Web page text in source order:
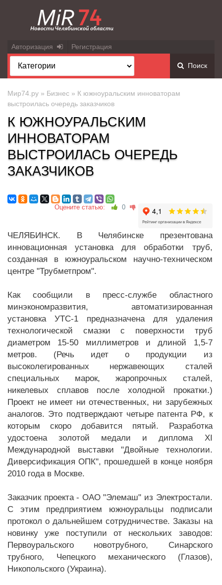
Авторизация Регистрация
Поиск
Мир74.ру » Бизнес » К южноуральским инноваторам
выстроилась очередь заказчиков
К ЮЖНОУРАЛЬСКИМ
ИННОВАТОРАМ
ВЫСТРОИЛАСЬ ОЧЕРЕДЬ
ЗАКАЗЧИКОВ
Оцените статью: 0
ЧЕЛЯБИНСК. В Челябинске презентована
инновационная установка для обработки труб,
созданная в южноуральском научно-техническом
центре "Трубметпром".
Как сообщили в пресс-службе областного
минэкономразвития, автоматизированная
установка УТС-1 предназначена для удаления
технологической смазки с поверхности труб
диаметром 15-50 миллиметров и длиной 1,5-7
метров. (Речь идет о продукции из
высоколегированных нержавеющих сталей
специальных марок, жаропрочных сталей,
никелевых сплавов после холодной прокатки.)
Проект не имеет ни отечественных, ни зарубежных
аналогов. Это подтверждают четыре патента РФ, к
которым скоро добавится пятый. Разработка
удостоена золотой медали и диплома XI
Международной выставки "Двойные технологии.
Диверсификация ОПК", прошедшей в конце ноября
2010 года в Москве.
Заказчик проекта - ОАО "Элемаш" из Электростали.
С этим предприятием южноуральцы подписали
протокол о дальнейшем сотрудничестве. Заказы на
новинку уже поступили от нескольких заводов:
Первоуральского новотрубного, Синарского
трубного, Чепецкого механического (Глазов),
Никопольского (Украина).